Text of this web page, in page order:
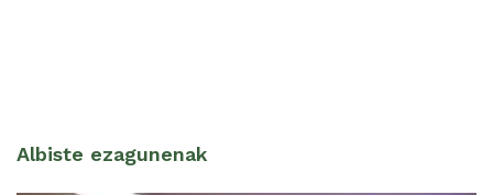
Albiste ezagunenak